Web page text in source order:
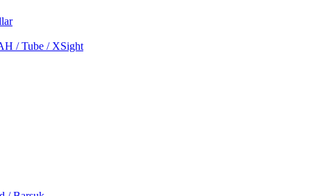
/ Tube / XSight